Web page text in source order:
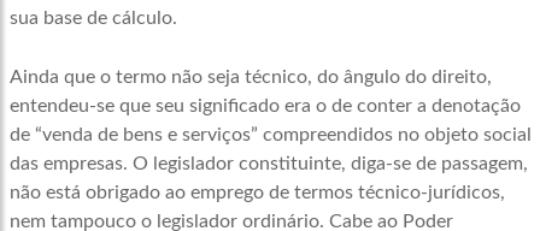
sua base de cálculo.
Ainda que o termo não seja técnico, do ângulo do direito,
entendeu-se que seu significado era o de conter a denotação
de “venda de bens e serviços” compreendidos no objeto social
das empresas. O legislador constituinte, diga-se de passagem,
não está obrigado ao emprego de termos técnico-jurídicos,
nem tampouco o legislador ordinário. Cabe ao Poder